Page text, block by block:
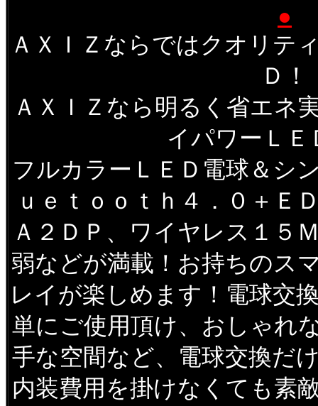
●
ＡＸＩＺならではクオリテ
Ｄ！
ＡＸＩＺなら明るく省エネ
イパワーＬＥ
フルカラーＬＥＤ電球＆シ
ｕｅｔｏｏｔｈ４．０＋Ｅ
Ａ２ＤＰ、ワイヤレス１５
弱などが満載！お持ちのス
レイが楽しめます！電球交
単にご使用頂け、おしゃれ
手な空間など、電球交換だ
内装費用を掛けなくても素